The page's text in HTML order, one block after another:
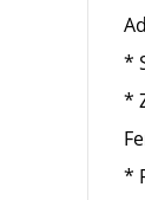
*
*
*